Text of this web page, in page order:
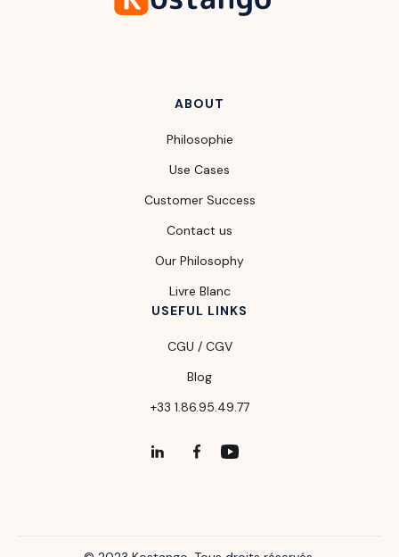
ABOUT
Philosophie
Use Cases
Customer Success
Contact us
Our Philosophy
Livre Blanc
USEFUL LINKS
CGU / CGV
Blog
+33 1.86.95.49.77